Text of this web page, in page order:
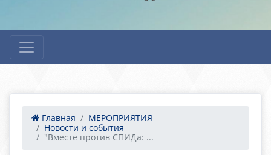
Главная
МЕРОПРИЯТИЯ
Новости и события
"Вместе против СПИДа: ...